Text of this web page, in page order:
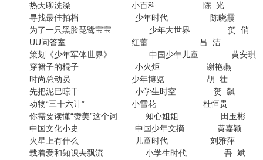
热天聊洗澡 小百科 陈 光
寻找最佳拍档 少年时代 陈晓霞
为了一只黑脸琵鹭宝宝 少年大世界 贺 俏
UU问答室 红蕾 吕 洁
策划《少年军体世界》 中国少年儿童 黄安琪
穿裙子的棍子 小火炬 谢艳燕
时尚总动员 少年博览 胡 壮
先把泥巴晾干 小学生时空 贺 飙
动物“三十六计” 小雪花 杜恒贵
你需要读懂“赞美”这个词 知心姐姐 田玉彬
中国文化小史 中国少年文摘 黄嘉颖
火星上有什么 儿童时代 刘雅萍
载着爱和知识去飘流 小学生时代 吾 斌